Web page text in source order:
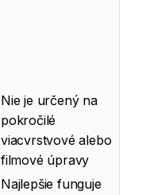
Nie je určený na
pokročilé
viacvrstvové alebo
filmové úpravy
Najlepšie funguje